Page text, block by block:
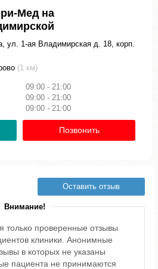
Мед на
ул. 1-ая Владимирская д. 18, корп.
(1 км)
09:00 - 21:00
09:00 - 21:00
09:00 - 21:00
Позвонить
Оставить отзыв
Внимание!
только проверенные отзывы
клиники. Анонимные
в которых не указаны
пациента не принимаются